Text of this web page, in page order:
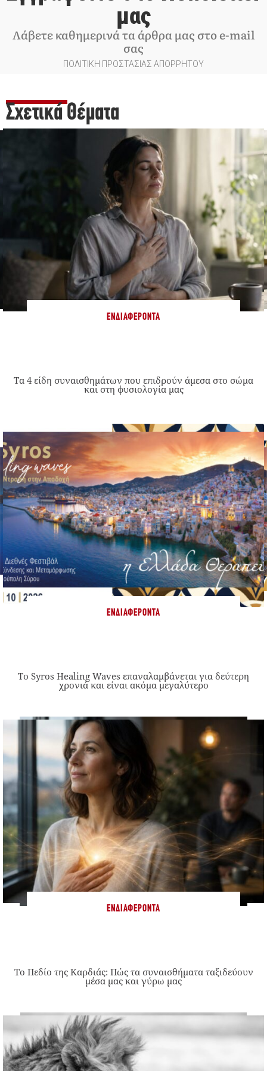
μας
Λάβετε καθημερινά τα άρθρα μας στο e-mail
σας
ΠΟΛΙΤΙΚΗ ΠΡΟΣΤΑΣΙΑΣ ΑΠΟΡΡΗΤΟΥ
Σχετικά Θέματα
ΕΝΔΙΑΦΈΡΟΝΤΑ
Τα 4 είδη συναισθημάτων που επιδρούν άμεσα στο σώμα
και στη φυσιολογία μας
ΕΝΔΙΑΦΈΡΟΝΤΑ
Το Syros Healing Waves επαναλαμβάνεται για δεύτερη
χρονιά και είναι ακόμα μεγαλύτερο
ΕΝΔΙΑΦΈΡΟΝΤΑ
Το Πεδίο της Καρδιάς: Πώς τα συναισθήματα ταξιδεύουν
μέσα μας και γύρω μας